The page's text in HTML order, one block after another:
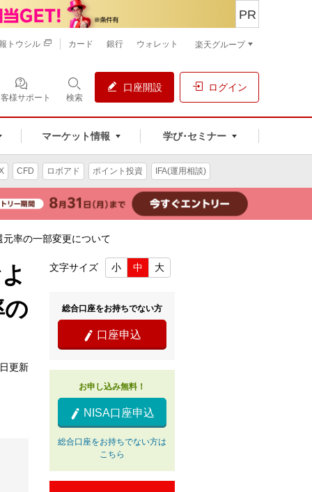
様サポート 検索
口座開設 ログイン
マーケット情報 学び･セミナー
PR
トウシル カード 銀行 ウォレット 楽天グループ
CFD ロボアド ポイント投資 IFA(運用相談)
率の一部変更について
更新
文字サイズ 小 中 大
総合口座をお持ちでない方
 口座申込
お申し込み無料！
 NISA口座申込
総合口座をお持ちでない方は
こちら